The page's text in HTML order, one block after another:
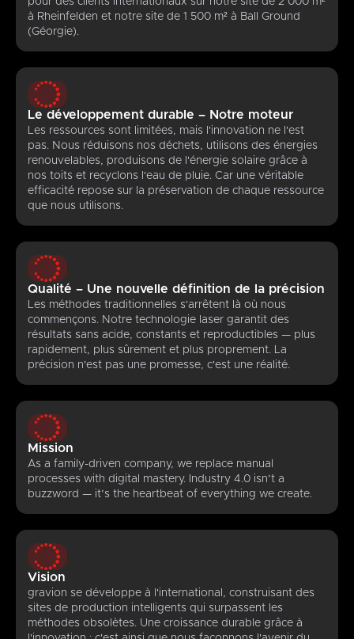
à Rheinfelden et notre site de 1 500 m² à Ball Ground
(Géorgie).
Le développement durable – Notre moteur
Les ressources sont limitées, mais l'innovation ne l'est
pas. Nous réduisons nos déchets, utilisons des énergies
renouvelables, produisons de l'énergie solaire grâce à
nos toits et recyclons l'eau de pluie. Car une véritable
efficacité repose sur la préservation de chaque ressource
que nous utilisons.
Qualité – Une nouvelle définition de la précision
Les méthodes traditionnelles s'arrêtent là où nous
commençons. Notre technologie laser garantit des
résultats sans acide, constants et reproductibles — plus
rapidement, plus sûrement et plus proprement. La
précision n'est pas une promesse, c'est une réalité.
Mission
As a family-driven company, we replace manual
processes with digital mastery. Industry 4.0 isn’t a
buzzword — it’s the heartbeat of everything we create.
Vision
gravion se développe à l'international, construisant des
sites de production intelligents qui surpassent les
méthodes obsolètes. Une croissance durable grâce à